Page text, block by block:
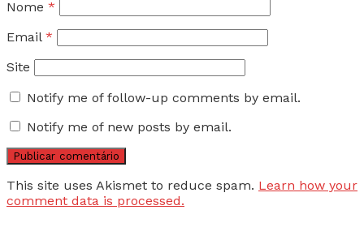
Nome *
Email *
Site
Notify me of follow-up comments by email.
Notify me of new posts by email.
This site uses Akismet to reduce spam. Learn how your
comment data is processed.